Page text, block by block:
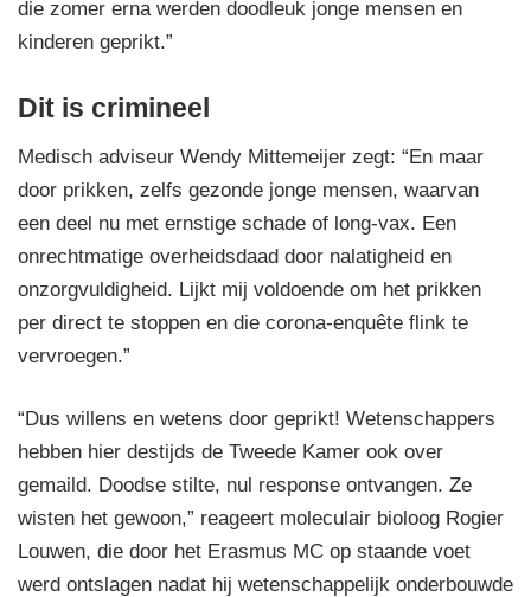
die zomer erna werden doodleuk jonge mensen en
kinderen geprikt.”
Dit is crimineel
Medisch adviseur Wendy Mittemeijer zegt: “En maar
door prikken, zelfs gezonde jonge mensen, waarvan
een deel nu met ernstige schade of long-vax. Een
onrechtmatige overheidsdaad door nalatigheid en
onzorgvuldigheid. Lijkt mij voldoende om het prikken
per direct te stoppen en die corona-enquête flink te
vervroegen.”
“Dus willens en wetens door geprikt! Wetenschappers
hebben hier destijds de Tweede Kamer ook over
gemaild. Doodse stilte, nul response ontvangen. Ze
wisten het gewoon,” reageert moleculair bioloog Rogier
Louwen, die door het Erasmus MC op staande voet
werd ontslagen nadat hij wetenschappelijk onderbouwde